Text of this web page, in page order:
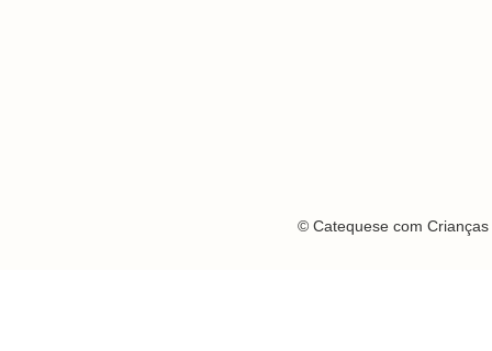
© Catequese com